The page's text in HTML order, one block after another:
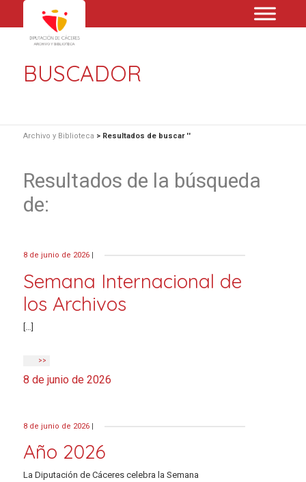
BUSCADOR
Archivo y Biblioteca > Resultados de buscar ''
Resultados de la búsqueda
de:
8 de junio de 2026 |
Semana Internacional de
los Archivos
>>
8 de junio de 2026
8 de junio de 2026 |
Año 2026
La Diputación de Cáceres celebra la Semana